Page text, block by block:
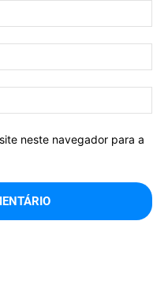
neste navegador para a